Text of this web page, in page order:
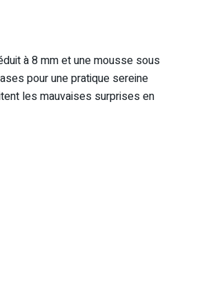
à 8 mm et une mousse sous
pour une pratique sereine
les mauvaises surprises en